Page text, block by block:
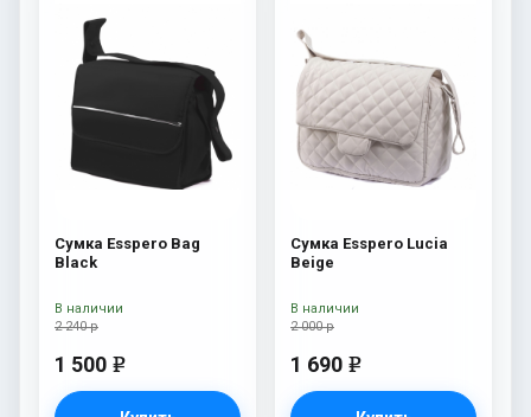
Сумка Esspero Bag
Black
2 240 р
1 500 e
В наличии
Сумка Esspero Lucia
Beige
2 000 р
1 690 e
В наличии